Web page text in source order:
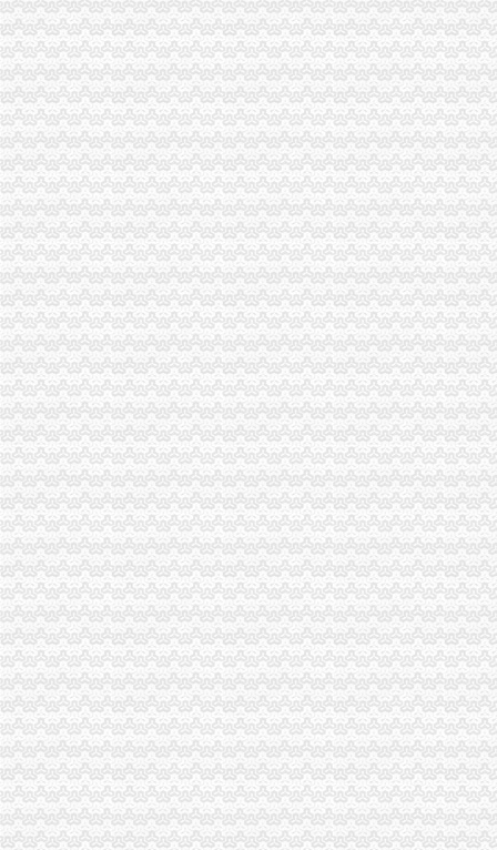
重庆符合条件微企找人代账可免费两年_资讯频道_中国会计视野网_为
工商注册,税务代账,欢迎咨询！！！-重庆渝中内资公司注册-起点8
重庆会计代账,价比高的出口退税可选代理记账_商城_重庆巧叠财务
www.rbjycw.com重庆财务代理渝中财务代账沙坪坝财务审计九龙坡财务
个人代账的看过来,重庆金蝶_重庆财考,国庆大优惠_志趣网
重庆市汇成财务代账有限公司
重庆代办网-重庆代办第一平台重庆工商代办重庆会计代账重庆ICP代